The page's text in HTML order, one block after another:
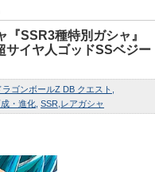
『SSR3種特別ガシャ』
サイヤ人ゴッドSSベジー
ラゴンボールZ DB クエスト
・進化 SSR レアガシャ